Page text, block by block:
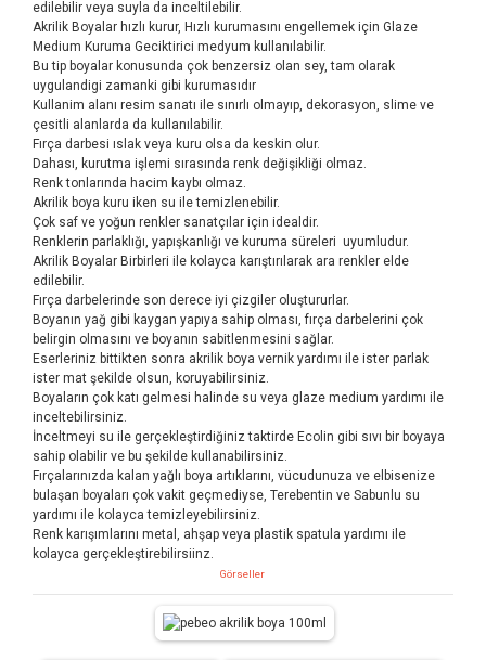
edilebilir veya suyla da inceltilebilir.
Akrilik Boyalar hızlı kurur, Hızlı kurumasını engellemek için Glaze
Medium Kuruma Geciktirici medyum kullanılabilir.
Bu tip boyalar konusunda çok benzersiz olan sey, tam olarak
uygulandigi zamanki gibi kurumasıdır
Kullanim alanı resim sanatı ile sınırlı olmayıp, dekorasyon, slime ve
çesitli alanlarda da kullanılabilir.
Fırça darbesi ıslak veya kuru olsa da keskin olur.
Dahası, kurutma işlemi sırasında renk değişikliği olmaz.
Renk tonlarında hacim kaybı olmaz.
Akrilik boya kuru iken su ile temizlenebilir.
Çok saf ve yoğun renkler sanatçılar için idealdir.
Renklerin parlaklığı, yapışkanlığı ve kuruma süreleri uyumludur.
Akrilik Boyalar Birbirleri ile kolayca karıştırılarak ara renkler elde
edilebilir.
Fırça darbelerinde son derece iyi çizgiler oluştururlar.
Boyanın yağ gibi kaygan yapıya sahip olması, fırça darbelerini çok
belirgin olmasını ve boyanın sabitlenmesini sağlar.
Eserleriniz bittikten sonra akrilik boya vernik yardımı ile ister parlak
ister mat şekilde olsun, koruyabilirsiniz.
Boyaların çok katı gelmesi halinde su veya glaze medium yardımı ile
inceltebilirsiniz.
İnceltmeyi su ile gerçekleştirdiğiniz taktirde Ecolin gibi sıvı bir boyaya
sahip olabilir ve bu şekilde kullanabilirsiniz.
Fırçalarınızda kalan yağlı boya artıklarını, vücudunuza ve elbisenize
bulaşan boyaları çok vakit geçmediyse, Terebentin ve Sabunlu su
yardımı ile kolayca temizleyebilirsiniz.
Renk karışımlarını metal, ahşap veya plastik spatula yardımı ile
kolayca gerçekleştirebilirsiinz.
Görseller